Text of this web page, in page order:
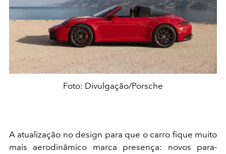
Foto: Divulgação/Porsche
A atualização no design para que o carro fique muito
mais aerodinâmico marca presença: novos para-